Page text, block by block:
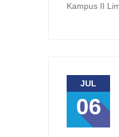
Kampus II
JUL
06